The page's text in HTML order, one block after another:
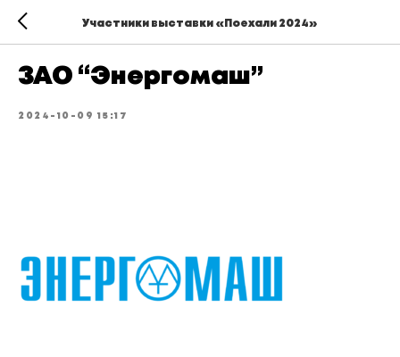
Участники выставки «Поехали 2024»
ЗАО “Энергомаш”
2024-10-09 15:17